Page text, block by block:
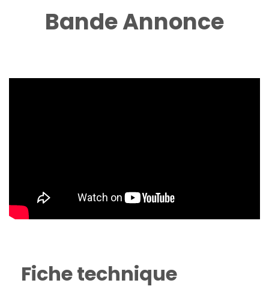
Bande Annonce
Fiche technique